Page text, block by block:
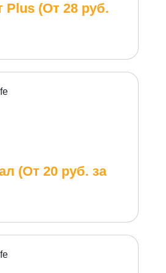
(От 28 руб.
(От 20 руб. за